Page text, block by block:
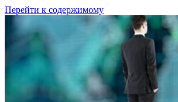
Перейти к содержимому